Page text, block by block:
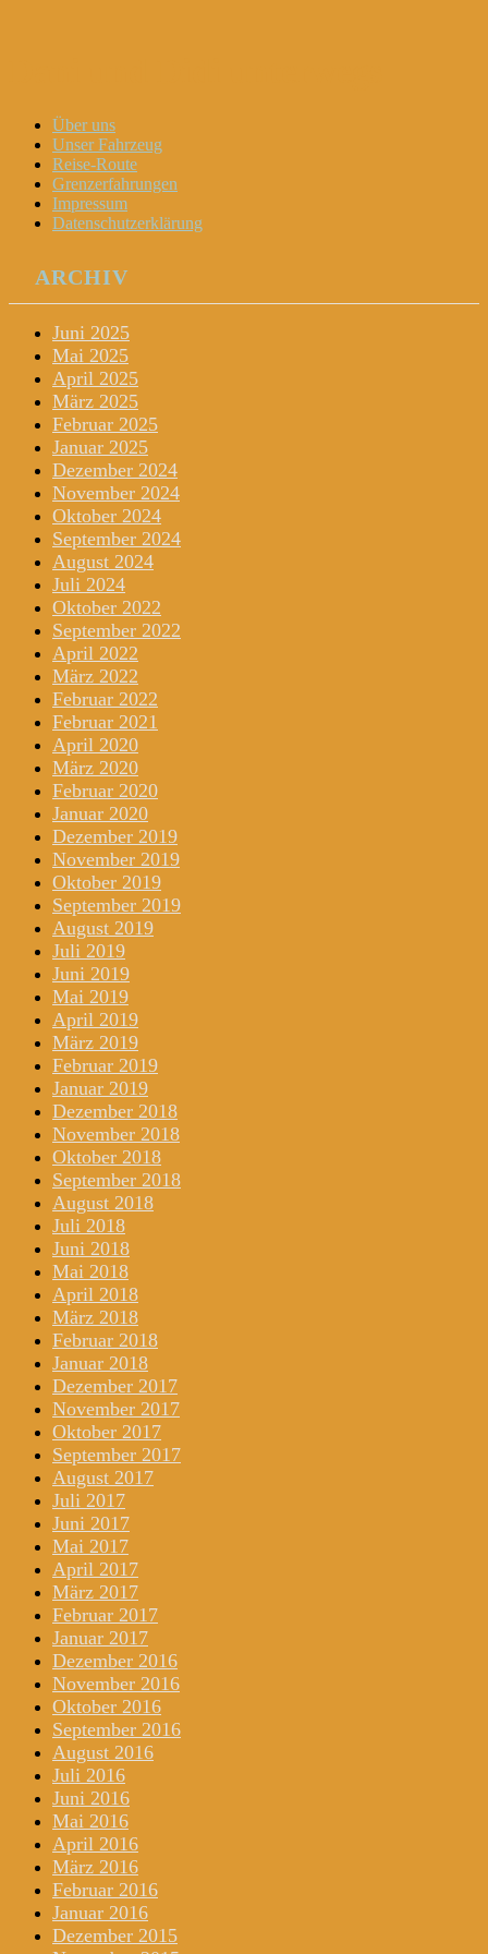
Menu
Widgets
Search
Skip
content
Über uns
Unser Fahrzeug
Reise-Route
Grenzerfahrungen
Impressum
Datenschutzerklärung
ARCHIV
Juni 2025
Mai 2025
April 2025
März 2025
Februar 2025
Januar 2025
Dezember 2024
November 2024
Oktober 2024
September 2024
August 2024
Juli 2024
Oktober 2022
September 2022
April 2022
März 2022
Februar 2022
Februar 2021
April 2020
März 2020
Februar 2020
Januar 2020
Dezember 2019
November 2019
Oktober 2019
September 2019
August 2019
Juli 2019
Juni 2019
Mai 2019
April 2019
März 2019
Februar 2019
Januar 2019
Dezember 2018
November 2018
Oktober 2018
September 2018
August 2018
Juli 2018
Juni 2018
Mai 2018
April 2018
März 2018
Februar 2018
Januar 2018
Dezember 2017
November 2017
Oktober 2017
September 2017
August 2017
Juli 2017
Juni 2017
Mai 2017
April 2017
März 2017
Februar 2017
Januar 2017
Dezember 2016
November 2016
Oktober 2016
September 2016
August 2016
Juli 2016
Juni 2016
Mai 2016
April 2016
März 2016
Februar 2016
Januar 2016
Dezember 2015